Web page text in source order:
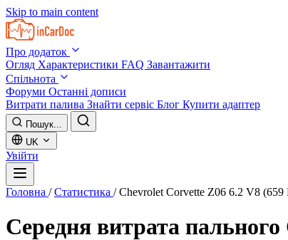
Skip to main content
Про додаток
Огляд Характеристики FAQ Завантажити
Спільнота
Форуми Останні дописи
Витрати палива Знайти сервіс Блог Купити адаптер
Пошук...
UK
Увійти
Головна / Статистика / Chevrolet Corvette Z06 6.2 V8
Середня витрата пального